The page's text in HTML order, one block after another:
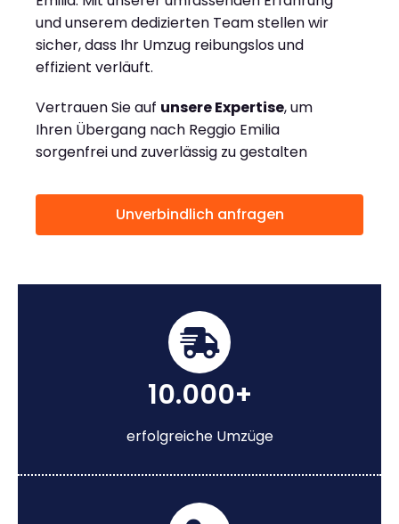
und unserem dedizierten Team stellen wir
sicher, dass Ihr Umzug reibungslos und
effizient verläuft.
Vertrauen Sie auf unsere Expertise, um
Ihren Übergang nach Reggio Emilia
sorgenfrei und zuverlässig zu gestalten
Unverbindlich anfragen
10.000+
erfolgreiche Umzüge